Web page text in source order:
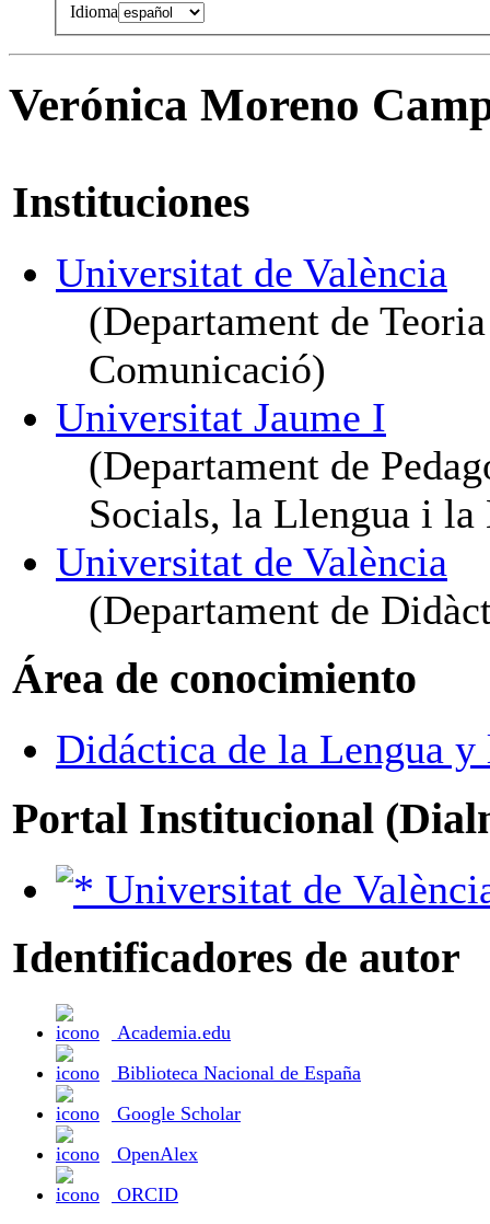
Idioma
Verónica Moreno
Instituciones
Universitat de València
(Departament de
Comunicació)
Universitat Jaume I
(Departament de
Socials, la Llengua i
Universitat de València
(Departament de
Área de conocimiento
Didáctica de la Lengua
Portal Institucional
Universitat de
Identificadores de autor
Academia.edu
Biblioteca Nacional de España
Google Scholar
OpenAlex
ORCID